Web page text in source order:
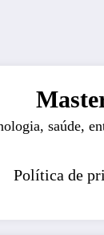
saúde,
Política de